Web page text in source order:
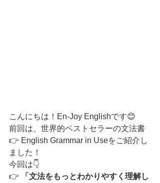
こんにちは！En-Joy Englishです😊
前回は、世界的ベストセラーの文法書
👉 English Grammar in Useをご紹介し
ました！
今回は👇
👉
「文法をもっとわかりやすく理解し